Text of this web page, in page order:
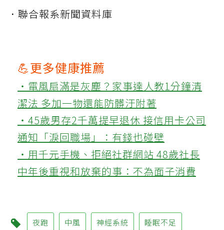
．聯合報系新聞資料庫
💪更多健康推薦
‧電風扇滿是灰塵？家事達人教1分鐘清
潔法 多加一物還能防髒汙附著
‧45歲男存2千萬提早退休 接信用卡公司
通知「淚回職場」：有錢也碰壁
‧用千元手機、拒絕社群網站 48歲社長
中年後重視和放棄的事：不為面子消費
夜跑 中風 神經系統 睡眠不足